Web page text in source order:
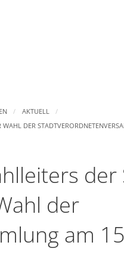
und Gewerbe
Lahn-Dill
Stadtwerke
AKTUELL
DER
der
der
am